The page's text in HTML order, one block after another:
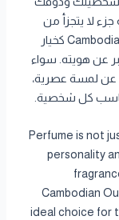
جزء لا يتجزأ من
الحياة اليومية، يبرز العود الكمبودي من Cambodia Al Oud كخيار
عن هويته. سواء
عن لمسة عصرية،
كل شخصية.
Perfume is not
personality
Cambodian
ideal choice for